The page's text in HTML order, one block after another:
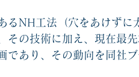
NH工法（穴をあけずに
その技術に加え、現在最
であり、その動向を同社